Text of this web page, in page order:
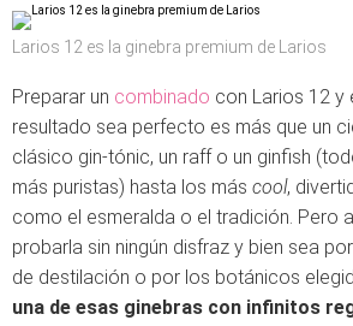
Larios 12 es la ginebra premium de Larios
Preparar un combinado con Larios 12 y
resultado sea perfecto es más que un
clásico gin-tónic, un raff o un ginfish
más puristas) hasta los más cool,
como el esmeralda o el tradición. Pero
probarla sin ningún disfraz y bien sea
de destilación o por los botánicos
una de esas ginebras con infinitos